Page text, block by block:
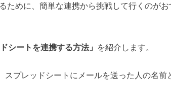
ために、簡単な連携から挑戦して行くのが
シートを連携する方法」 を紹介します。
プレッドシートにメールを送った人の名前